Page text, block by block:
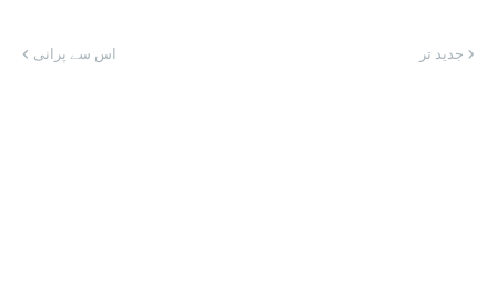
جدید تر اس سے پرانی